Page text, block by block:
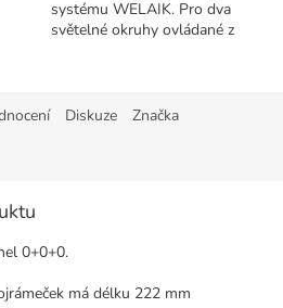
systému WELAIK. Pro dva
světelné okruhy ovládané z
Diskuze Značka
0+0+0.
má délku 222 mm